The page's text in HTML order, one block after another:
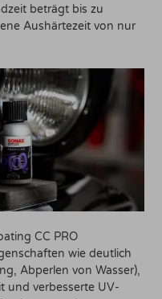
beträgt bis zu
Aushärtezeit von nur
CC PRO
wie deutlich
Abperlen von Wasser),
und verbesserte UV-